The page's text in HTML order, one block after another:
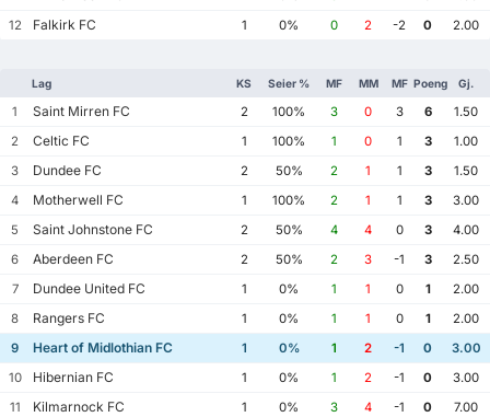
12
Falkirk FC 1 0% 0 2 -2 0 2.00
Lag KS Seier % MF MM MF Poeng Gj.
1 Saint Mirren FC 2 100% 3 0 3 6
1.50
2
Celtic FC 1 100% 1 0 1 3
1.00
3
Dundee FC 2 50% 2 1 1 3
1.50
4
Motherwell FC 1 100% 2 1 1 3
3.00
5
Saint Johnstone FC 2 50% 4 4 0 3
4.00
6
Aberdeen FC 2 50% 2 3 -1 3
2.50
7
Dundee United FC 1 0% 1 1 0 1
2.00
8
Rangers FC 1 0% 1 1 0 1
2.00
9
Heart of Midlothian FC 1 0% 1 2 -1 0
3.00
10
Hibernian FC 1 0% 1 2 -1 0
3.00
11
Kilmarnock FC 1 0% 3 4 -1 0
7.00